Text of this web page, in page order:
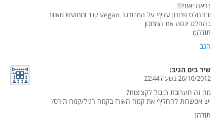
נראה יאמי!!!
ובהחלט פתרון עדיף על המבורגר vegan קנוי ומתועש מאוווד
בהחלט ינסה את המתכון
תודה:)
הגב
שיר בים הגיב:
26/10/2012 בשעה 22:44
מה זה תערובת תיבול לקציצות?
יש אפשרות להחליף את קמח האורז בקמח רגיל/קמח תירס?
תודה!